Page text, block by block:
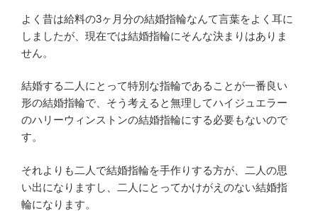
よく昔は給料の3ヶ月分の結婚指輪なんて言葉をよく耳に
しましたが、現在では結婚指輪にそんな決まりはありま
せん。
結婚する二人にとって特別な指輪であることが一番良い
形の結婚指輪で、そう考えると無理してハイジュエラー
のハリーウィンストンの結婚指輪にする必要もないので
す。
それよりも二人で結婚指輪を手作りする方が、二人の思
い出になりますし、二人にとってかけがえのない結婚指
輪になります。